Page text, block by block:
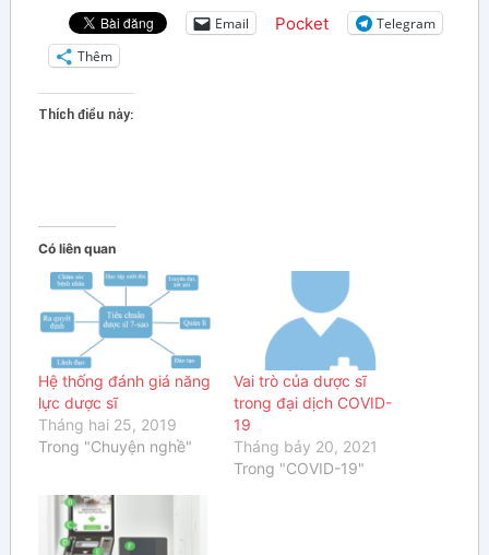
Email Pocket
Telegram
Thêm
Thích điều này:
Có liên quan
Hệ thống đánh giá năng
lực dược sĩ
Tháng hai 25, 2019
Trong "Chuyện nghề"
Vai trò của dược sĩ
trong đại dịch COVID-
19
Tháng bảy 20, 2021
Trong "COVID-19"